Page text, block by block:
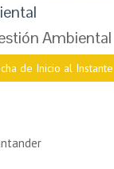
Ambiental
de Inicio al Instante